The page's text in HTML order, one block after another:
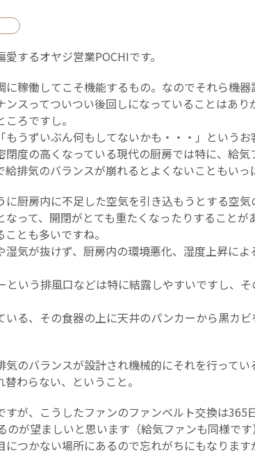
するオヤジ営業POCHIです。
稼働してこそ機能するもの。なのでそれら機
スってついつい後回しになっていることはあ
ろですし。
うずいぶん何もしてないかも・・・」というお
閉度の高くなっている現代の厨房では特に、給
排気のバランスが崩れるとよくないこともいっ
に厨房内に不足した空気を引き込もうとする空
って、開閉がとても重たくなったりすること
とも多いですね。
気が抜けず、厨房内の環境悪化、湿度上昇に
いう排風口などは特に結露しやすいですし、
いる、その食器の上に天井のパンカーから黒カ
のバランスが設計され機械的にそれを行って
わらない、ということ。
すが、こうしたファンのファンベルト交換は
が望ましいと思います（給気ファンも同様です
につかない場所にあるので忘れがちにもなりま